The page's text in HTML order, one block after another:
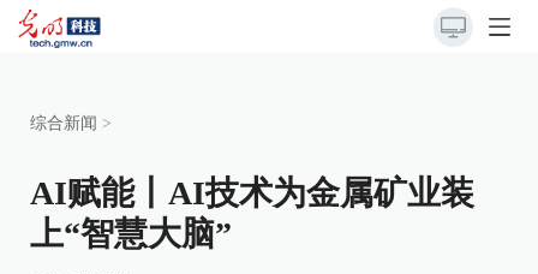
综合新闻 >
AI赋能丨AI技术为金属矿业装
上“智慧大脑”